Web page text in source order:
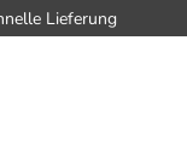
Lieferung